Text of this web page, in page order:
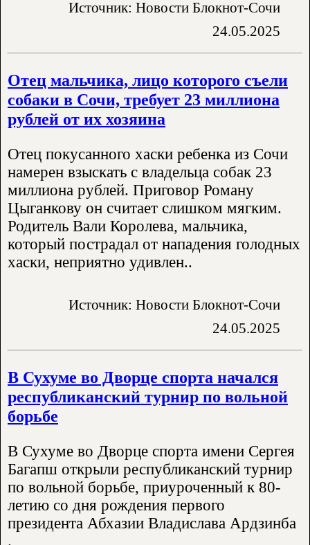
Источник: Новости Блокнот-Сочи
24.05.2025
Отец мальчика, лицо которого съели
собаки в Сочи, требует 23 миллиона
рублей от их хозяина
Отец покусанного хаски ребенка из Сочи
намерен взыскать с владельца собак 23
миллиона рублей. Приговор Роману
Цыганкову он считает слишком мягким.
Родитель Вали Королева, мальчика,
который пострадал от нападения голодных
хаски, неприятно удивлен..
Источник: Новости Блокнот-Сочи
24.05.2025
В Сухуме во Дворце спорта начался
республиканский турнир по вольной
борьбе
В Сухуме во Дворце спорта имени Сергея
Багапш открыли республиканский турнир
по вольной борьбе, приуроченный к 80-
летию со дня рождения первого
президента Абхазии Владислава Ардзинба
.